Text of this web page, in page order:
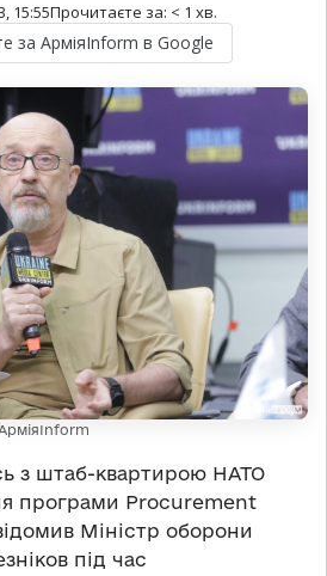
15:55Прочитаєте за: < 1 хв.
за АрміяInform в Google
з штаб-квартирою НАТО
програми Procurement
Міністр оборони
під час